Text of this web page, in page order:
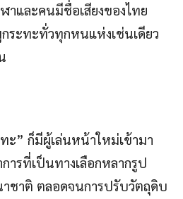
าและคนมีชื่อเสียงของไทย
ระทะทั่วทุกหนแห่งเช่นเดียว
” ก็มีผู้เล่นหน้าใหม่เข้ามา
รที่เป็นทางเลือกหลากรูป
ชาติ ตลอดจนการปรับวัตถุดิบ